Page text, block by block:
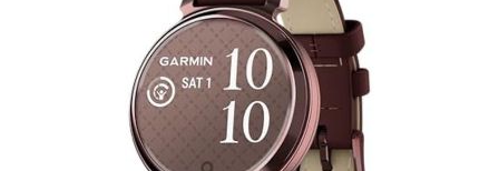
médical ; les données
sont fournies à titre
indicatif pour le suivi du
fitness et du bien-être
général, visant une
gestion simplifiée de
votre capital santé au
quotidien.